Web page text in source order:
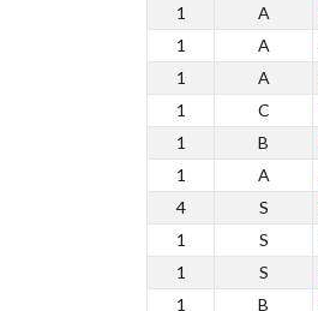
1
A
1
A
1
A
1
C
1
B
1
A
4
S
1
S
1
S
1
B